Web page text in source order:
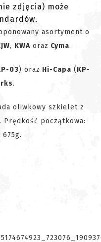
zdjęcia) może
asortyment o
, KWA oraz Cyma.
03) oraz Hi-Capa (KP-
.
oliwkowy szkielet z
Prędkość początkowa:
675g.